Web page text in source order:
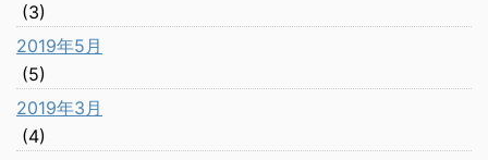
(3)
2019年5月
(5)
2019年3月
(4)